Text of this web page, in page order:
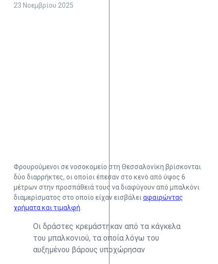
23 Νοεμβρίου 2025
Φρουρούμενοι σε νοσοκομείο στη Θεσσαλονίκη βρίσκονται
δύο διαρρήκτες, οι οποίοι έπεσαν στο κενό από ύψος 6
μέτρων στην προσπάθειά τους να διαφύγουν από μπαλκόνι
διαμερίσματος στο οποίο είχαν εισβάλειαφαιρώντας
χρήματα και τιμαλφή.
Οι δράστες κρεμάστηκαν από τα κάγκελα
του μπαλκονιού, τα οποία λόγω του
αυξημένου βάρους υποχώρησαν